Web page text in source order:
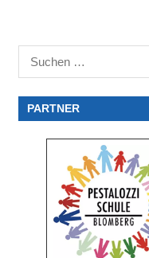
Suchen
nach:
PARTNER